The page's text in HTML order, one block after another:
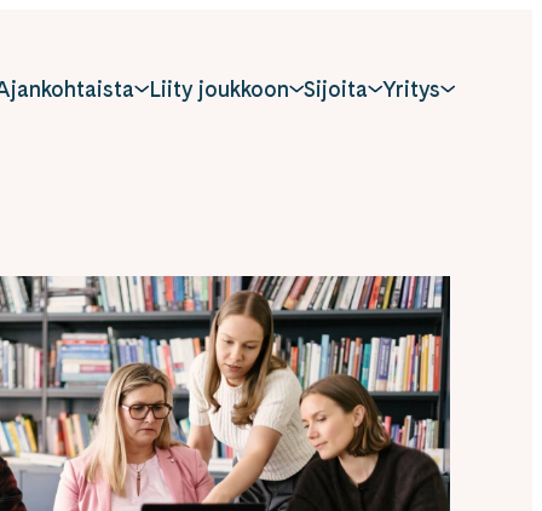
Liity joukkoon Sijoita Yritys